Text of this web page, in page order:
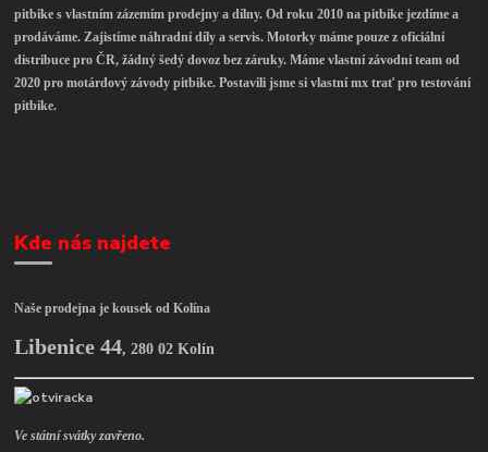
pitbike s vlastním zázemím prodejny a dílny. Od roku 2010 na pitbike jezdíme a
prodáváme. Zajistíme náhradní díly a servis. Motorky máme pouze z oficiální
distribuce pro ČR, žádný šedý dovoz bez záruky. Máme vlastní závodní team od
2020 pro motárdový závody pitbike. Postavili jsme si vlastní mx trať pro testování
pitbike.
Kde nás najdete
Naše prodejna je kousek od Kolína
Libenice 44,280 02 Kolín
Ve státní svátky zavřeno.